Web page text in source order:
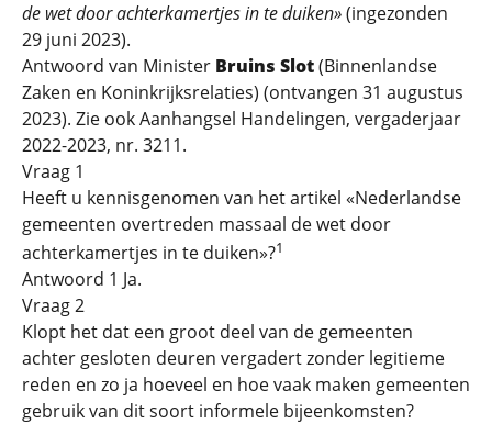
de wet door achterkamertjes in te duiken»(ingezonden
29 juni 2023).
Antwoord van Minister Bruins Slot(Binnenlandse
Zaken en Koninkrijksrelaties) (ontvangen 31 augustus
2023). Zie ook Aanhangsel Handelingen, vergaderjaar
2022-2023, nr. 3211.
Vraag 1
Heeft u kennisgenomen van het artikel «Nederlandse
gemeenten overtreden massaal de wet door
achterkamertjes in te duiken»?1
Antwoord 1 Ja.
Vraag 2
Klopt het dat een groot deel van de gemeenten
achter gesloten deuren vergadert zonder legitieme
reden en zo ja hoeveel en hoe vaak maken gemeenten
gebruik van dit soort informele bijeenkomsten?